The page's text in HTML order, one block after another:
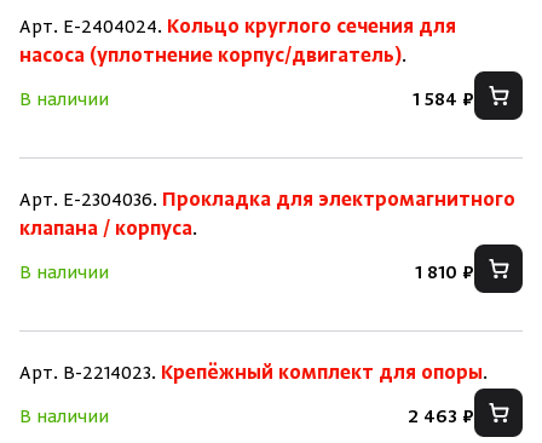
Арт. E-2404024. Кольцо круглого сечения для
насоса (уплотнение корпус/двигатель).
В наличии
1 584 ₽
Арт. E-2304036. Прокладка для электромагнитного
клапана / корпуса.
В наличии
1 810 ₽
Арт. B-2214023. Крепёжный комплект для опоры.
В наличии
2 463 ₽